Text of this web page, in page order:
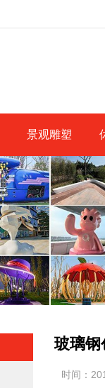
景观雕塑
玻璃钢
时间：